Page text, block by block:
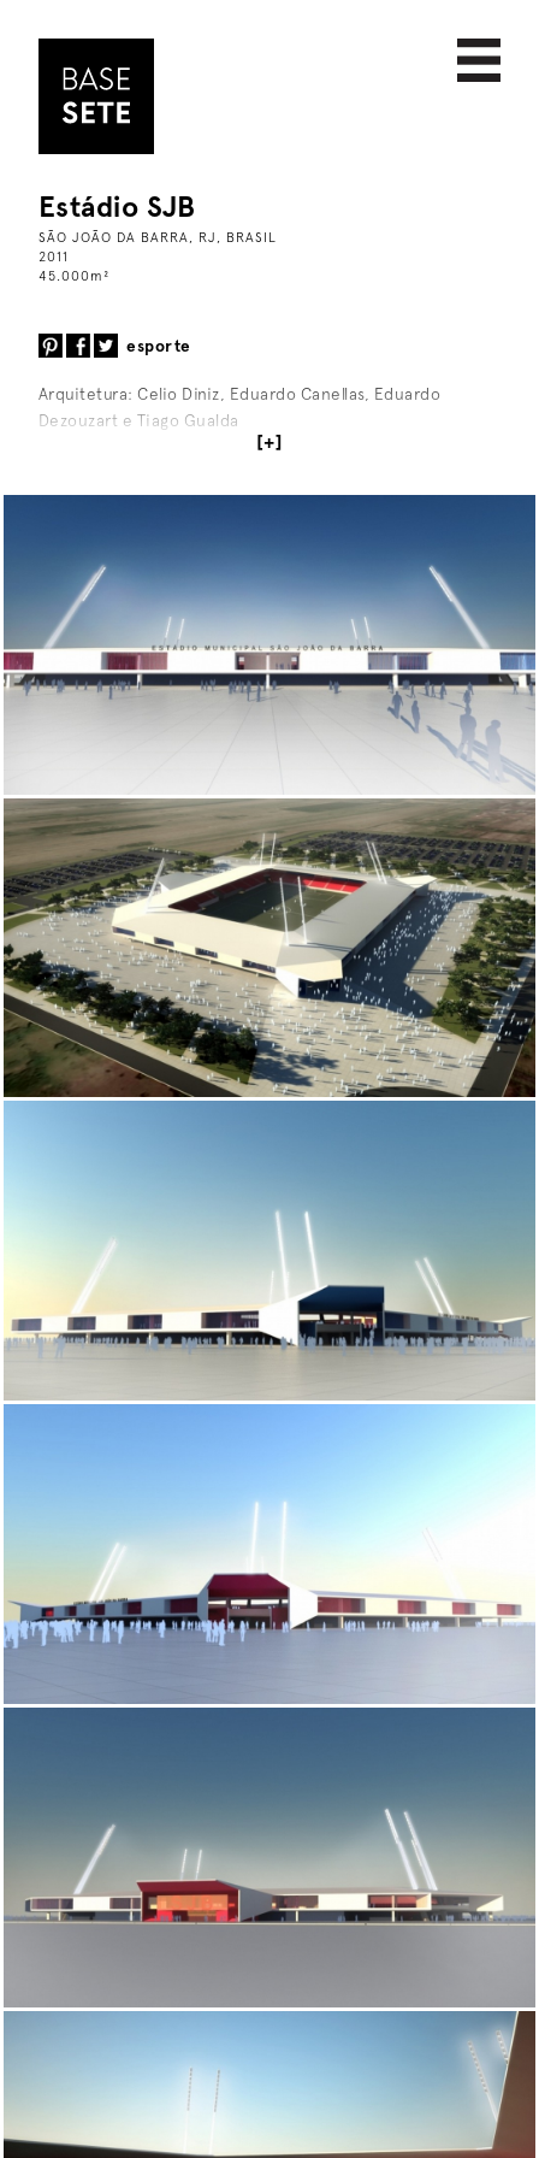
PROJETOS
SOBRE
NOTÍCIAS
escala
cultural
educacional
habitacional
transporte
urbanismo
Estádio SJB
SÃO JOÃO DA BARRA, RJ, BRASIL
2011
45.000 m²
esporte
Arquitetura: Celio Diniz, Eduardo Canellas, Eduardo
Dezouzart e Tiago Gualda
[+]